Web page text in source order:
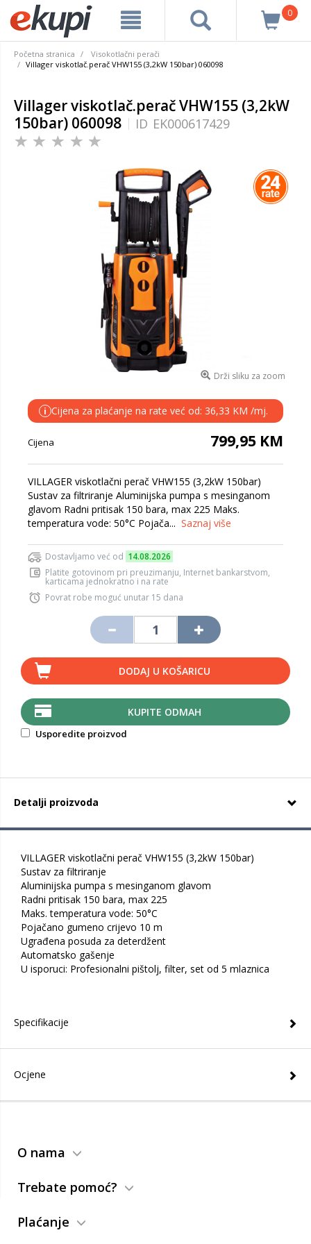
0
Početna stranica
Visokotlačni perači
Villager viskotlač.perač VHW155 (3,2kW 150bar) 060098
Villager viskotlač.perač VHW155 (3,2kW
150bar) 060098
ID EK000617429
Drži sliku za zoom
i Cijena za plaćanje na rate već od: 36,33 KM /mj.
Cijena 799,95 KM
VILLAGER viskotlačni perač VHW155 (3,2kW 150bar)
Sustav za filtriranje Aluminijska pumpa s mesinganom
glavom Radni pritisak 150 bara, max 225 Maks.
temperatura vode: 50°C Pojača... Saznaj više
Dostavljamo već od 14.08.2026
Platite gotovinom pri preuzimanju, Internet bankarstvom,
karticama jednokratno i na rate
Povrat robe moguć unutar 15 dana
DODAJ U KOŠARICU
KUPITE ODMAH
Usporedite proizvod
Detalji proizvoda
VILLAGER viskotlačni perač VHW155 (3,2kW 150bar)
Sustav za filtriranje
Aluminijska pumpa s mesinganom glavom
Radni pritisak 150 bara, max 225
Maks. temperatura vode: 50°C
Pojačano gumeno crijevo 10 m
Ugrađena posuda za deterdžent
Automatsko gašenje
U isporuci: Profesionalni pištolj, filter, set od 5 mlaznica
Specifikacije
Ocjene
O nama
Trebate pomoć?
Plaćanje